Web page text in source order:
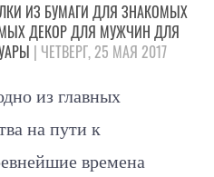
ИЗ БУМАГИ ДЛЯ ЗНАКОМЫХ
ДЕКОРДЛЯ МУЖЧИН ДЛЯ
| ЧЕТВЕРГ, 25 МАЯ 2017
из главных
на пути к
времена